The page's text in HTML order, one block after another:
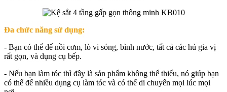
Đa chức năng sử dụng:
- Bạn có thể để nồi cơm, lò vi sóng, bình nước, tất cả các hủ gia vị
rất gọn, và dụng cụ bếp.
- Nếu bạn làm tóc thì đây là sản phẩm không thể thiếu, nó giúp bạn
có thể để nhiều dụng cụ làm tóc và có thể di chuyển mọi lúc mọi